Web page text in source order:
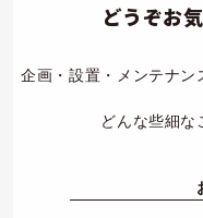
どうぞお
企画・設置・メンテナン
どんな些細な